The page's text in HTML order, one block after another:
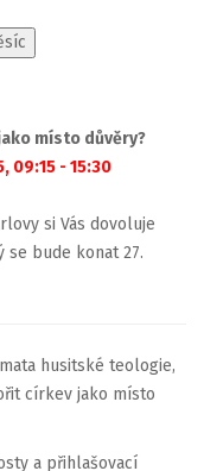
místo důvěry?
09:15 - 15:30
si Vás dovoluje
se bude konat 27.
husitské teologie,
církev jako místo
a přihlašovací